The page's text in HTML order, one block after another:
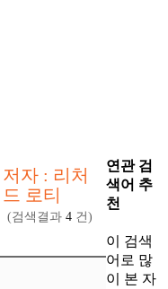
저자 : 리처
드 로티
(검색결과 4 건)
연관 검
색어 추
천
이 검색
어로 많
이 본 자